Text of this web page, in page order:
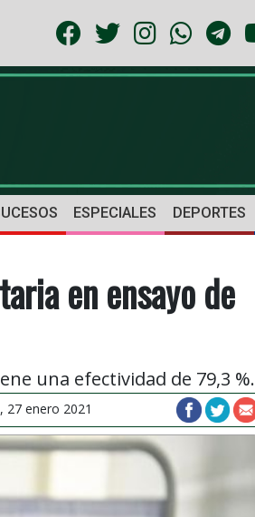
ESPECIALES DEPORTES
en ensayo de
una efectividad de 79,3 %.
27 enero 2021